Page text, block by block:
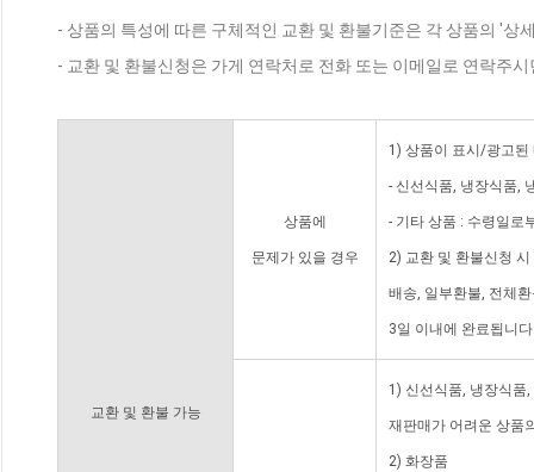
- 상품의 특성에 따른 구체적인 교환 및 환불기준은 각 상품의 '상
- 교환 및 환불신청은 가게 연락처로 전화 또는 이메일로 연락주
교환 및 환불 가능
상품에
문제가 있을 경우
1) 상품이 표시/광고된
- 신선식품, 냉장식품,
- 기타 상품 : 수령일로
2) 교환 및 환불신청
배송, 일부환불, 전체
3일 이내에 완료됩니
1) 신선식품, 냉장식품
재판매가 어려운 상품
2) 화장품